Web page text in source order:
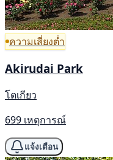
ความเสี่ยงต่ำ
Akirudai Park
โตเกียว
699 เหตุการณ์
แจ้งเตือน